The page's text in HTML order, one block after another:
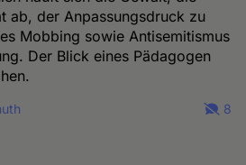
ab, der Anpassungsdruck zu
Mobbing sowie Antisemitismus
Der Blick eines Pädagogen
8